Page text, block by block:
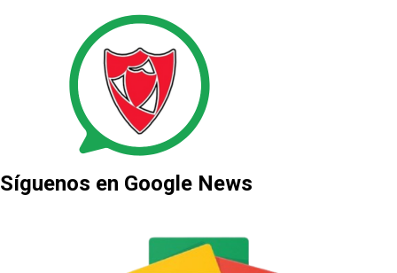
Síguenos en Google News